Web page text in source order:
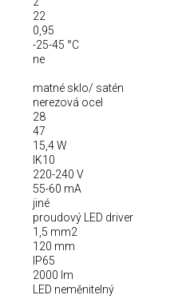
22
0,95
-25-45 °C
ne
matné sklo/ satén
nerezová ocel
28
47
15,4 W
IK10
220-240 V
55-60 mA
jiné
proudový LED driver
1,5 mm2
120 mm
IP65
2000 lm
LED neměnitelný